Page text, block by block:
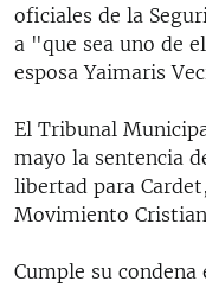
oficiales de la
a "que sea uno de
esposa Yaimaris
El Tribunal
mayo la sentencia
libertad para
Movimiento
Cumple su